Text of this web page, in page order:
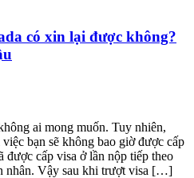
có xin lại được không?
ai mong muốn. Tuy nhiên,
bạn sẽ không bao giờ được cấp
được cấp visa ở lần nộp tiếp theo
nhân. Vậy sau khi trượt visa […]